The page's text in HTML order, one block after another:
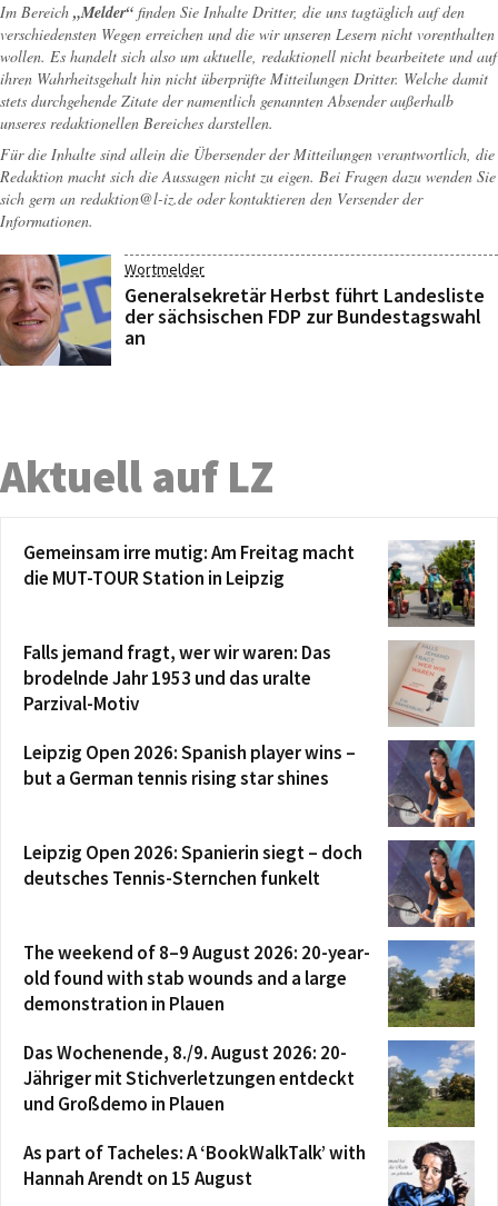
Im Bereich „Melder“ finden Sie Inhalte Dritter, die uns tagtäglich auf den
verschiedensten Wegen erreichen und die wir unseren Lesern nicht vorenthalten
wollen. Es handelt sich also um aktuelle, redaktionell nicht bearbeitete und auf
ihren Wahrheitsgehalt hin nicht überprüfte Mitteilungen Dritter. Welche damit
stets durchgehende Zitate der namentlich genannten Absender außerhalb
unseres redaktionellen Bereiches darstellen.
Für die Inhalte sind allein die Übersender der Mitteilungen verantwortlich, die
Redaktion macht sich die Aussagen nicht zu eigen. Bei Fragen dazu wenden Sie
sich gern an redaktion@l-iz.de oder kontaktieren den Versender der
Informationen.
Wortmelder
Generalsekretär Herbst führt Landesliste
der sächsischen FDP zur Bundestagswahl
an
Aktuell auf LZ
Gemeinsam irre mutig: Am Freitag macht
die MUT-TOUR Station in Leipzig
Falls jemand fragt, wer wir waren: Das
brodelnde Jahr 1953 und das uralte
Parzival-Motiv
Leipzig Open 2026: Spanish player wins –
but a German tennis rising star shines
Leipzig Open 2026: Spanierin siegt – doch
deutsches Tennis-Sternchen funkelt
The weekend of 8–9 August 2026: 20-year-
old found with stab wounds and a large
demonstration in Plauen
Das Wochenende, 8./9. August 2026: 20-
Jähriger mit Stichverletzungen entdeckt
und Großdemo in Plauen
As part of Tacheles: A ‘BookWalkTalk’ with
Hannah Arendt on 15 August